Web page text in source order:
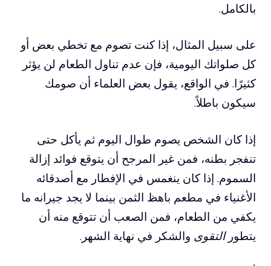
بالكامل.
على سبيل المثال، إذا كنت تصوم مع تخطي بعض أو
كل صلواتك اليومية، فإن عدم تناول الطعام لن يؤثر
كثيرًا. في الواقع، يقول بعض العلماء أن صومك
سيكون باطلاً.
إذا كان الشخص يصوم طوال اليوم ثم يأكل حتى
تنفجر بطنه، فمن غير المرجح أن يتوقع فوائد إزالة
السموم. إذا كان ينغمس في الإفطار مع أصدقائه
الأغنياء في مطعم باهظ الثمن بينما لا يجد جيرانه ما
يكفي من الطعام، فمن الصعب أن تتوقع منه أن
يتطورالتقوى والشكر في نهاية الشهر.